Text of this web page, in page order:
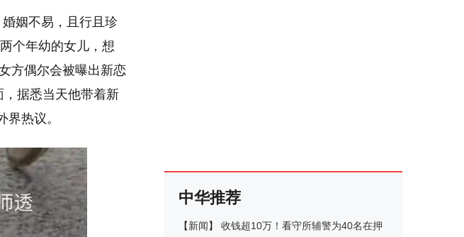
姻不易，且行且珍
个年幼的女儿，想
方偶尔会被曝出新恋
据悉当天他带着新
热议。
中华推荐
【新闻】
收钱超10万！看守所辅警为40名在押